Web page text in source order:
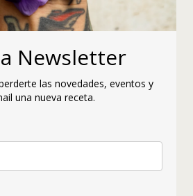
Newsletter
las novedades, eventos y
una nueva receta.